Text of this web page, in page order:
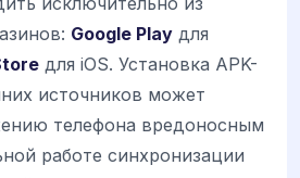
Google Play для
для iOS. Установка APK-
источников может
телефона вредоносным
работе синхронизации